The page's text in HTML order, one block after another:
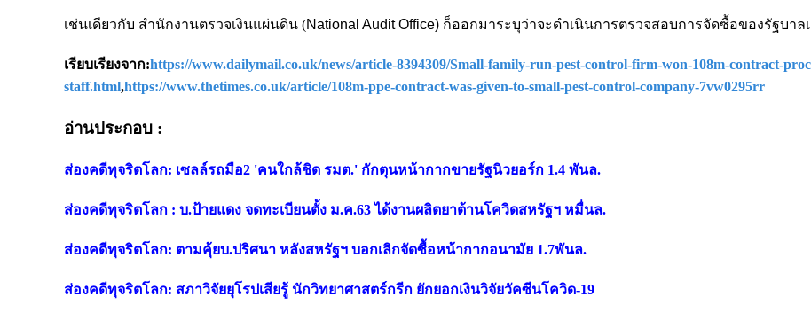
เช่นเดียวกับ สำนักงานตรวจเงินแผ่นดิน (National Audit Office) ก็ออกมาระบุว่าจะดำเนินการตรวจสอบการจัดซื้อของรัฐบาล
เรียบเรียงจาก:https://www.dailymail.co.uk/news/article-8394309/Small-family-run-pest-control-firm-won-108m-contract-
staff.html,https://www.thetimes.co.uk/article/108m-ppe-contract-was-given-to-small-pest-control-company-7vw0295rr
อ่านประกอบ :
ส่องคดีทุจริตโลก: เซลล์รถมือ2 'คนใกล้ชิด รมต.' กักตุนหน้ากากขายรัฐนิวยอร์ก 1.4 พันล.
ส่องคดีทุจริตโลก : บ.ป้ายแดง จดทะเบียนตั้ง ม.ค.63 ได้งานผลิตยาต้านโควิดสหรัฐฯ หมื่นล.
ส่องคดีทุจริตโลก: ตามคุ้ยบ.ปริศนา หลังสหรัฐฯ บอกเลิกจัดซื้อหน้ากากอนามัย 1.7พันล.
ส่องคดีทุจริตโลก: สภาวิจัยยุโรปเสียรู้ นักวิทยาศาสตร์กรีก ยักยอกเงินวิจัยวัคซีนโควิด-19